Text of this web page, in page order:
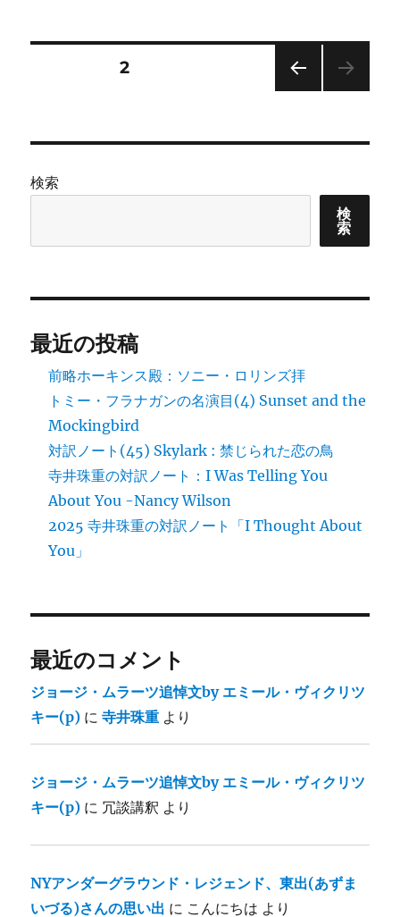
曲
説
Ｕ
の
ペ
ー
送
り
固定ページ2
検索
検
索
最近の投稿
前略ホーキンス殿：ソニー・ロリンズ拝
トミー・フラナガンの名演目(4) Sunset and the
Mockingbird
対訳ノート(45) Skylark : 禁じられた恋の鳥
寺井珠重の対訳ノート：I Was Telling You
About You -Nancy Wilson
2025 寺井珠重の対訳ノート「I Thought About
You」
最近のコメント
ジョージ・ムラーツ追悼文by エミール・ヴィクリツ
キー(p) に寺井珠重 より
ジョージ・ムラーツ追悼文by エミール・ヴィクリツ
キー(p) に 冗談講釈 より
NYアンダーグラウンド・レジェンド、東出(あずま
いづる)さんの思い出 に こんにちは より